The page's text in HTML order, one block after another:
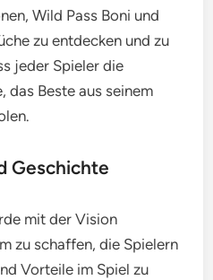
Wild Pass Boni und
zu entdecken und zu
jeder Spieler die
das Beste aus seinem
Geschichte
mit der Vision
zu schaffen, die Spielern
Vorteile im Spiel zu